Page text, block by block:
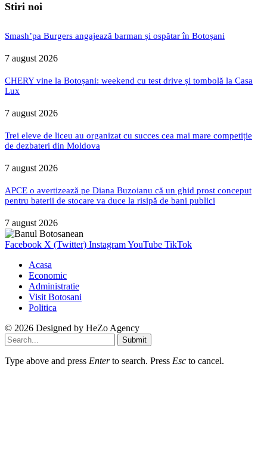
Stiri noi
Smash’pa Burgers angajează barman și ospătar în Botoșani
7 august 2026
CHERY vine la Botoșani: weekend cu test drive și tombolă la Casa
Lux
7 august 2026
Trei eleve de liceu au organizat cu succes cea mai mare competiție
de dezbateri din Moldova
7 august 2026
APCE o avertizează pe Diana Buzoianu că un ghid prost conceput
pentru baterii de stocare va duce la risipă de bani publici
7 august 2026
Facebook X (Twitter) InstagramYouTube TikTok
Acasa
Economic
Administratie
Visit Botosani
Politica
© 2026 Designed by HeZo Agency
Submit
Type above and press Enterto search. Press Esc to cancel.